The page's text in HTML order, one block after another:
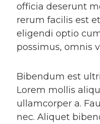
officia deserunt
rerum facilis est
eligendi optio
possimus, omnis
Bibendum est
Lorem mollis
ullamcorper a.
nec. Aliquet